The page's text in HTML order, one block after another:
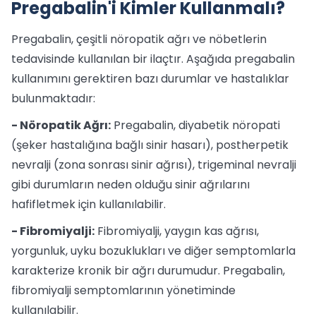
Pregabalin'i Kimler Kullanmalı?
Pregabalin, çeşitli nöropatik ağrı ve nöbetlerin
tedavisinde kullanılan bir ilaçtır. Aşağıda pregabalin
kullanımını gerektiren bazı durumlar ve hastalıklar
bulunmaktadır:
- Nöropatik Ağrı: Pregabalin, diyabetik nöropati
(şeker hastalığına bağlı sinir hasarı), postherpetik
nevralji (zona sonrası sinir ağrısı), trigeminal nevralji
gibi durumların neden olduğu sinir ağrılarını
hafifletmek için kullanılabilir.
- Fibromiyalji: Fibromiyalji, yaygın kas ağrısı,
yorgunluk, uyku bozuklukları ve diğer semptomlarla
karakterize kronik bir ağrı durumudur. Pregabalin,
fibromiyalji semptomlarının yönetiminde
kullanılabilir.